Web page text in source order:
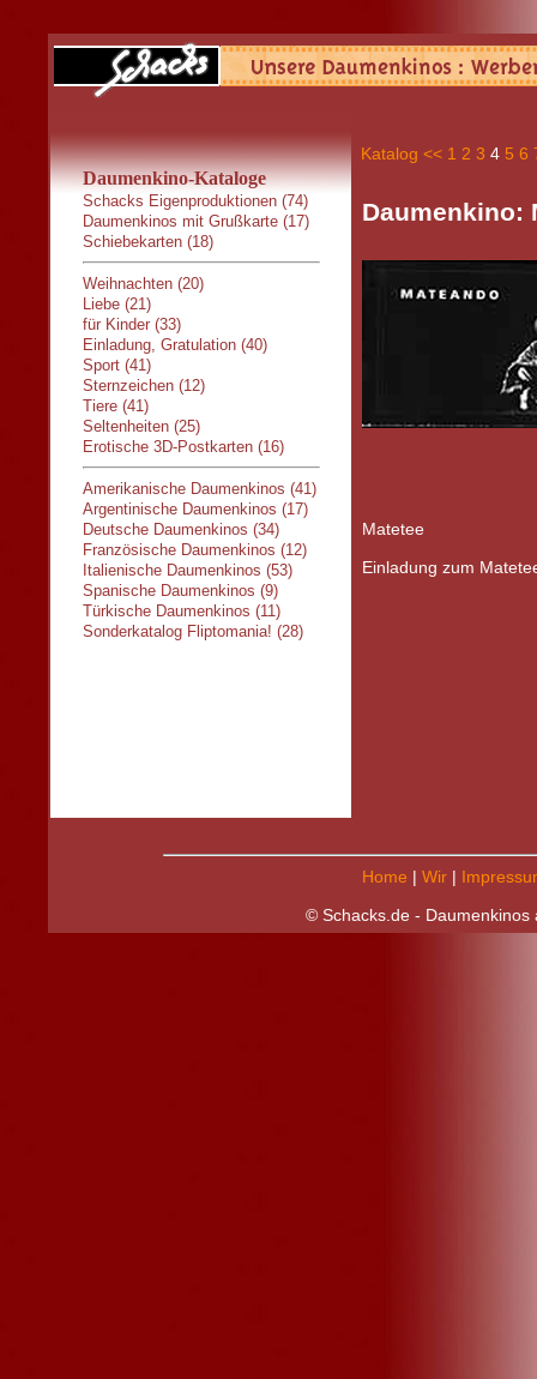
Daumenkino-Kataloge
Schacks Eigenproduktionen (74)
Daumenkinos mit Grußkarte (17)
Schiebekarten (18)
Weihnachten (20)
Liebe (21)
für Kinder (33)
Einladung, Gratulation (40)
Sport (41)
Sternzeichen (12)
Tiere (41)
Seltenheiten (25)
Erotische 3D-Postkarten (16)
Amerikanische Daumenkinos (41)
Argentinische Daumenkinos (17)
Deutsche Daumenkinos (34)
Französische Daumenkinos (12)
Italienische Daumenkinos (53)
Spanische Daumenkinos (9)
Türkische Daumenkinos (11)
Sonderkatalog Fliptomania! (28)
Katalog << 1 2 3 4 5 6
Daumenkino:
Matetee
Einladung zum
Home | Wir|
© Schacks.de - Daumenkinos